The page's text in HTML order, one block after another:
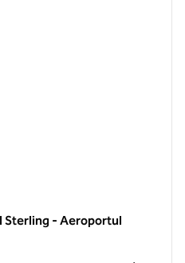
Sterling - Aeroportul